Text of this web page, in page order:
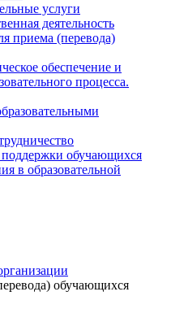
услуги
деятельность
приема (перевода)
обеспечение и
процесса.
обучающихся
в образовательной
обучающихся